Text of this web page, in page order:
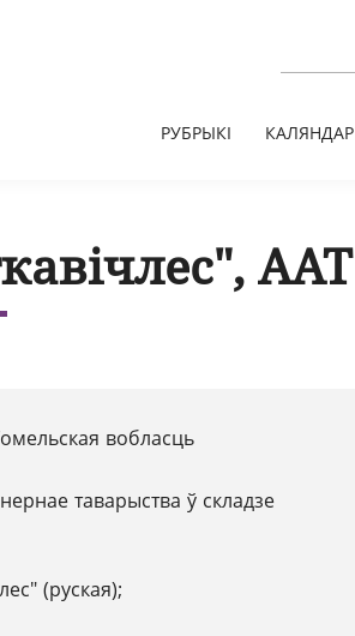
РУБРЫКІ КАЛЯНДАР
ААТ
вобласць
таварыства ў складзе
(руская);